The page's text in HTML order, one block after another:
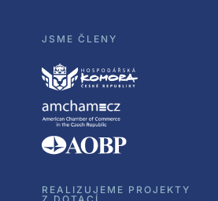
JSME ČLENY
REALIZUJEME PROJEKTY